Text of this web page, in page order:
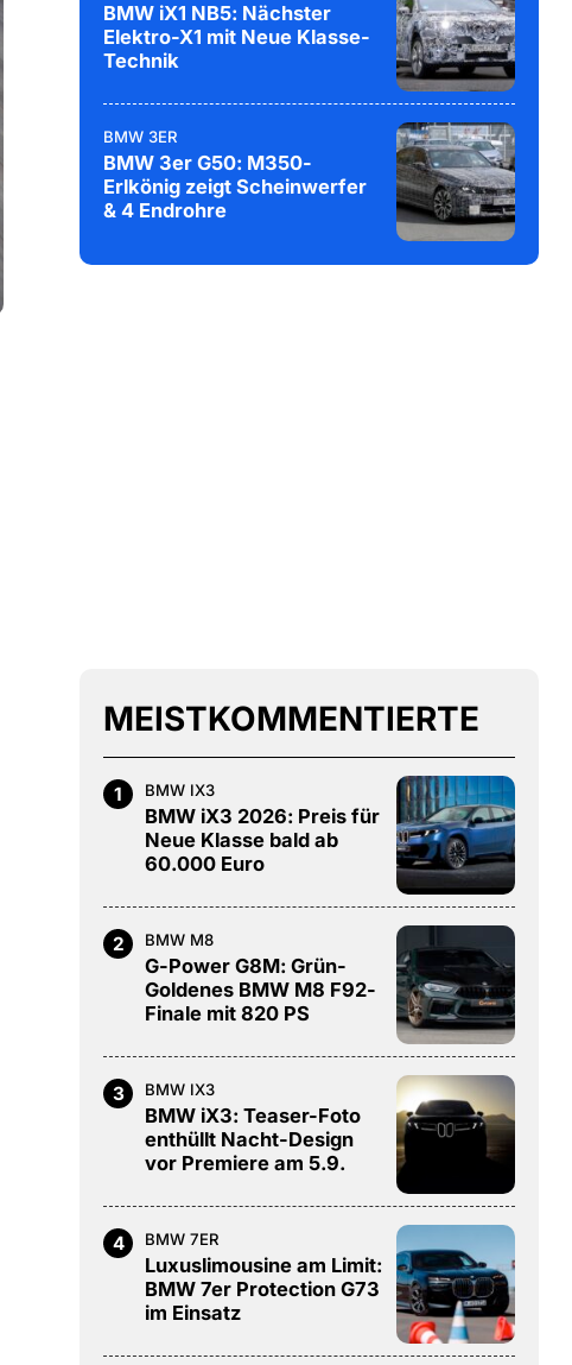
BMW iX1 NB5: Nächster
Elektro-X1 mit Neue Klasse-
Technik
BMW 3ER
BMW 3er G50: M350-
Erlkönig zeigt Scheinwerfer
& 4 Endrohre
MEISTKOMMENTIERTE
1 BMW IX3
BMW iX3 2026: Preis für
Neue Klasse bald ab
60.000 Euro
2 BMW M8
G-Power G8M: Grün-
Goldenes BMW M8 F92-
Finale mit 820 PS
3 BMW IX3
BMW iX3: Teaser-Foto
enthüllt Nacht-Design
vor Premiere am 5.9.
4 BMW 7ER
Luxuslimousine am Limit:
BMW 7er Protection G73
im Einsatz